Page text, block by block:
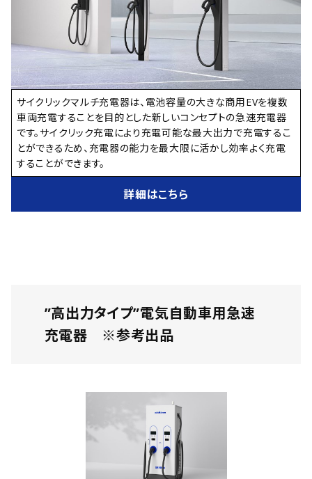
サイクリックマルチ充電器は、電池容量の大きな商用EVを複数
車両充電することを目的とした新しいコンセプトの急速充電器
です。サイクリック充電により充電可能な最大出力で充電するこ
とができるため、充電器の能力を最大限に活かし効率よく充電
することができます。
詳細はこちら
”高出力タイプ”電気自動車用急速
充電器 ※参考出品